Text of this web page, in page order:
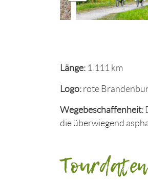
Länge: 1.111 km
Logo: rote
Wegebeschaffenheit:
die überwiegend
Tourdaten